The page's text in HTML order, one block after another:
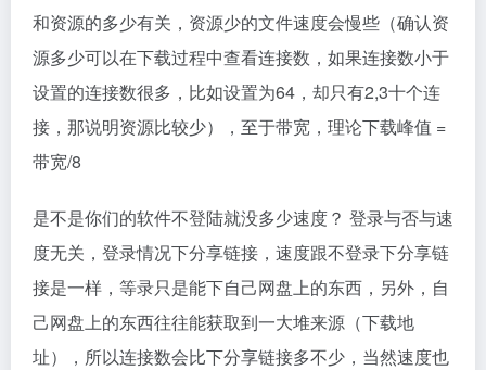
和资源的多少有关，资源少的文件速度会慢些（确认资
源多少可以在下载过程中查看连接数，如果连接数小于
设置的连接数很多，比如设置为64，却只有2,3十个连
接，那说明资源比较少），至于带宽，理论下载峰值 =
带宽/8
是不是你们的软件不登陆就没多少速度？ 登录与否与速
度无关，登录情况下分享链接，速度跟不登录下分享链
接是一样，等录只是能下自己网盘上的东西，另外，自
己网盘上的东西往往能获取到一大堆来源（下载地
址），所以连接数会比下分享链接多不少，当然速度也